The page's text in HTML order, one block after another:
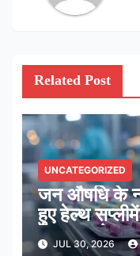
Related Post
UNCATEGORIZED
जन औषधि के
हुए हेल्थ
मिल रहा
JUL 30, 2026